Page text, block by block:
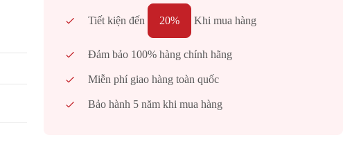
Bồn ngang
Tiết kiện đến 20% Khi mua hàng
Đảm bảo 100% hàng chính hãng
Miễn phí giao hàng toàn quốc
Bảo hành 5 năm khi mua hàng